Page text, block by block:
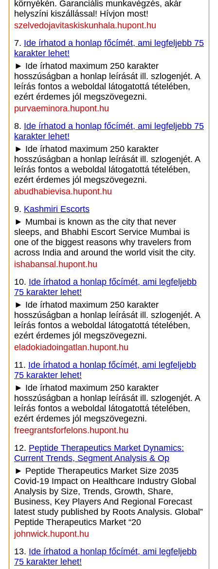
környékén. Garanciális munkavégzés, akár
helyszíni kiszállással! Hívjon most!
szelvedojavitaskiskunhala.hupont.hu
7. Ide írhatod a honlap főcímét, ami legfeljebb 75
karakter lehet!
► Ide írhatod maximum 250 karakter
hosszúságban a honlap leírását ill. szlogenjét. A
leírás fontos a weboldal látogatottá tételében,
ezért érdemes jól megszövegezni.
purvaeminora.hupont.hu
8. Ide írhatod a honlap főcímét, ami legfeljebb 75
karakter lehet!
► Ide írhatod maximum 250 karakter
hosszúságban a honlap leírását ill. szlogenjét. A
leírás fontos a weboldal látogatottá tételében,
ezért érdemes jól megszövegezni.
abudhabievisa.hupont.hu
9. Kashmiri Escorts
► Mumbai is known as the city that never
sleeps, and Bhabhi Escort Service Mumbai is
one of the biggest reasons why travelers from
across India and around the world visit the city.
ishabansal.hupont.hu
10. Ide írhatod a honlap főcímét, ami legfeljebb
75 karakter lehet!
► Ide írhatod maximum 250 karakter
hosszúságban a honlap leírását ill. szlogenjét. A
leírás fontos a weboldal látogatottá tételében,
ezért érdemes jól megszövegezni.
eladokiadoingatlan.hupont.hu
11. Ide írhatod a honlap főcímét, ami legfeljebb
75 karakter lehet!
► Ide írhatod maximum 250 karakter
hosszúságban a honlap leírását ill. szlogenjét. A
leírás fontos a weboldal látogatottá tételében,
ezért érdemes jól megszövegezni.
freegrantsforfelons.hupont.hu
12. Peptide Therapeutics Market Dynamics:
Current Trends, Segment Analysis & Op
► Peptide Therapeutics Market Size 2035
Covid-19 Impact on Healthcare Industry Global
Analysis by Size, Trends, Growth, Share,
Business, Key Players And Regional Forecast
latest study published by Roots Analysis. Global”
Peptide Therapeutics Market “20
johnwick.hupont.hu
13. Ide írhatod a honlap főcímét, ami legfeljebb
75 karakter lehet!